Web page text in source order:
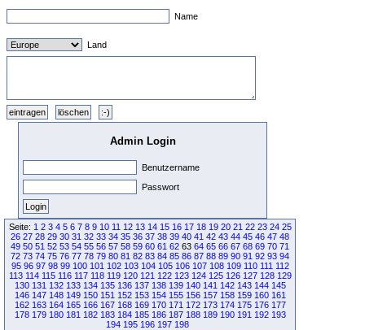
Name
Land
Admin Login
Benutzername
Passwort
Seite: 1 2 3 4 5 6 7 8 9 10 11 12 13 14 15 16 17 18 19 20 21 22 23 24 25
26 27 28 29 30 31 32 33 34 35 36 37 38 39 40 41 42 43 44 45 46 47 48
49 50 51 52 53 54 55 56 57 58 59 60 61 62 63 64 65 66 67 68 69 70 71
72 73 74 75 76 77 78 79 80 81 82 83 84 85 86 87 88 89 90 91 92 93 94
95 96 97 98 99 100 101 102 103 104 105 106 107 108 109 110 111 112
113 114 115 116 117 118 119 120 121 122 123 124 125 126 127 128 129
130 131 132 133 134 135 136 137 138 139 140 141 142 143 144 145
146 147 148 149 150 151 152 153 154 155 156 157 158 159 160 161
162 163 164 165 166 167 168 169 170 171 172 173 174 175 176 177
178 179 180 181 182 183 184 185 186 187 188 189 190 191 192 193
194 195 196 197 198